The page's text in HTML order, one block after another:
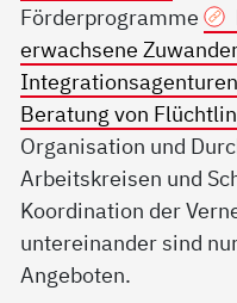
Förderprogramme
erwachsene
Beratung von
Organisation und
Arbeitskreisen und
Koordination der
untereinander sind
Angeboten.